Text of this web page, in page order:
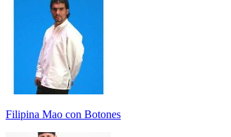
Filipina Mao con Botones